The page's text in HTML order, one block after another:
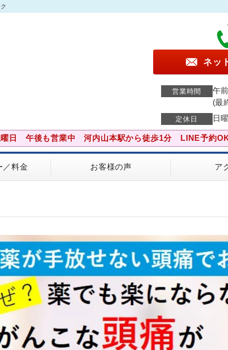
ネッ
営業時間
午
(最
定休日 日
曜日 午後も営業中 河内山本駅から徒歩1分 LINE予約
／料金 お客様の声 ア